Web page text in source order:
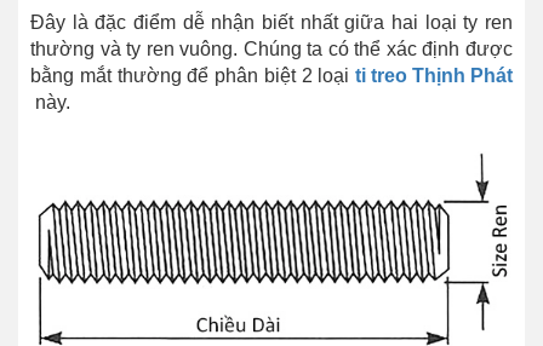
Đây là đặc điểm dễ nhận biết nhất giữa hai loại ty ren
thường và ty ren vuông. Chúng ta có thể xác định được
bằng mắt thường để phân biệt 2 loại ti treo Thịnh Phát
này.